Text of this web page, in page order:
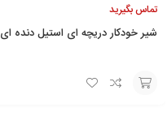
تماس بگیرید
شیر خودکار دریچه ای استیل دنده ای 4 اینچ 100 میلیمتر